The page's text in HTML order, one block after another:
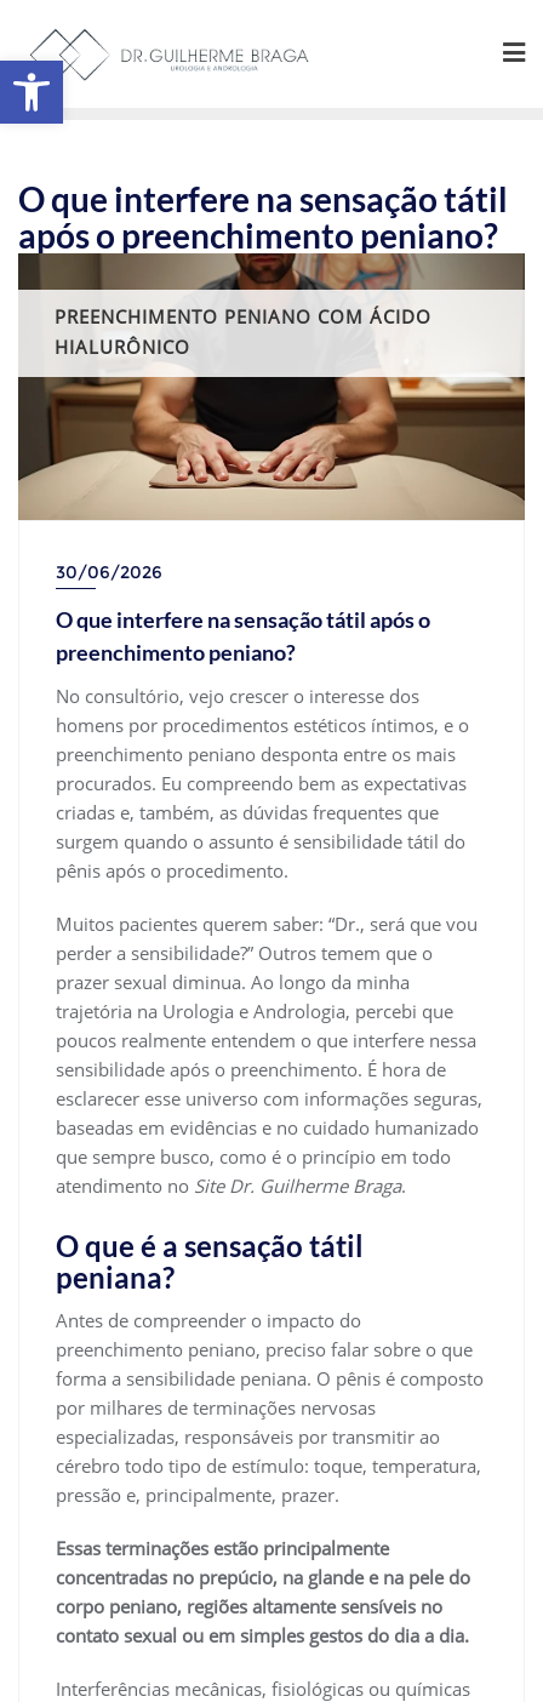
Abrir a barra de ferramentas
O que interfere na sensação tátil
após o preenchimento peniano?
PREENCHIMENTO PENIANO COM ÁCIDO
HIALURÔNICO
30/06/2026
O que interfere na sensação tátil após o
preenchimento peniano?
No consultório, vejo crescer o interesse dos
homens por procedimentos estéticos íntimos, e o
preenchimento peniano desponta entre os mais
procurados. Eu compreendo bem as expectativas
criadas e, também, as dúvidas frequentes que
surgem quando o assunto é sensibilidade tátil do
pênis após o procedimento.
Muitos pacientes querem saber: “Dr., será que vou
perder a sensibilidade?” Outros temem que o
prazer sexual diminua. Ao longo da minha
trajetória na Urologia e Andrologia, percebi que
poucos realmente entendem o que interfere nessa
sensibilidade após o preenchimento. É hora de
esclarecer esse universo com informações seguras,
baseadas em evidências e no cuidado humanizado
que sempre busco, como é o princípio em todo
atendimento no Site Dr. Guilherme Braga.
O que é a sensação tátil
peniana?
Antes de compreender o impacto do
preenchimento peniano, preciso falar sobre o que
forma a sensibilidade peniana. O pênis é composto
por milhares de terminações nervosas
especializadas, responsáveis por transmitir ao
cérebro todo tipo de estímulo: toque, temperatura,
pressão e, principalmente, prazer.
Essas terminações estão principalmente
concentradas no prepúcio, na glande e na pele do
corpo peniano, regiões altamente sensíveis no
contato sexual ou em simples gestos do dia a dia.
Interferências mecânicas, fisiológicas ou químicas